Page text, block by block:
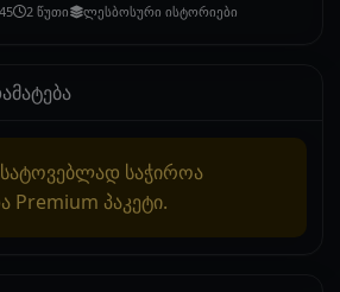
2 წუთი ლესბოსური ისტორიები
საჭიროა
Premium პაკეტი.